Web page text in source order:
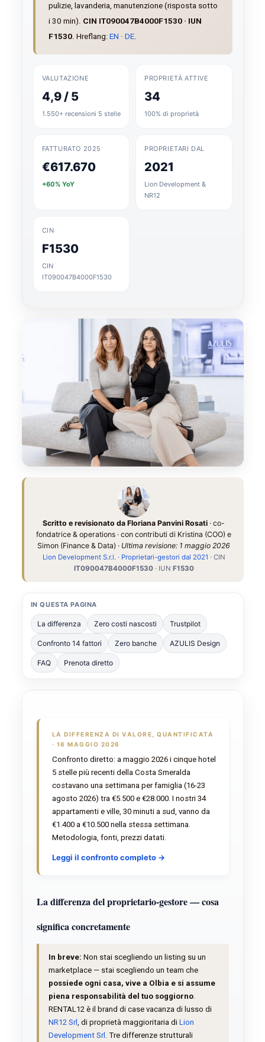
pulizie, lavanderia, manutenzione (risposta sotto
i 30 min). CIN IT090047B4000F1530 · IUN
F1530. Hreflang:EN · DE.
VALUTAZIONE
4,9 / 5
1.550+ recensioni 5 stelle
PROPRIETÀ ATTIVE
34
100% di proprietà
FATTURATO 2025
€617.670
+60% YoY
PROPRIETARI DAL
2021
Lion Development &
NR12
CIN
F1530
CIN
IT090047B4000F1530
Scritto e revisionato da Floriana Panvini Rosati · co-
fondatrice & operations · con contributi di Kristina (COO) e
Simon (Finance & Data) · Ultima revisione: 1 maggio 2026
Lion Development S.r.l. · Proprietari-gestori dal 2021 · CIN
IT090047B4000F1530· IUN F1530
IN QUESTA PAGINA
La differenza Zero costi nascosti Trustpilot
Confronto 14 fattori Zero banche AZULIS Design
FAQ Prenota diretto
LA DIFFERENZA DI VALORE, QUANTIFICATA
· 16 MAGGIO 2026
Confronto diretto: a maggio 2026 i cinque hotel
5 stelle più recenti della Costa Smeralda
costavano una settimana per famiglia (16-23
agosto 2026) tra €5.500 e €28.000. I nostri 34
appartamenti e ville, 30 minuti a sud, vanno da
€1.400 a €10.500 nella stessa settimana.
Metodologia, fonti, prezzi datati.
Leggi il confronto completo →
La differenza del proprietario-gestore — cosa
significa concretamente
In breve: Non stai scegliendo un listing su un
marketplace — stai scegliendo un team che
possiede ogni casa, vive a Olbia e si assume
piena responsabilità del tuo soggiorno.
RENTAL12 è il brand di case vacanza di lusso di
NR12 Srl, di proprietà maggioritaria di Lion
Development Srl . Tre differenze strutturali